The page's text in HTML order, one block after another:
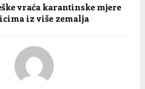
vraća karantinske mjere
iz više zemalja